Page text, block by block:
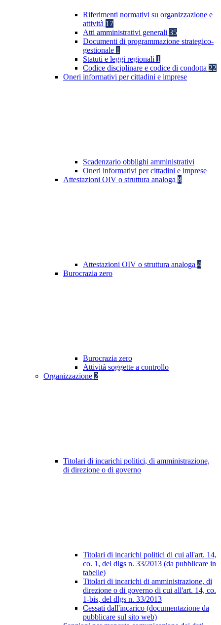
Riferimenti normativi su organizzazione e
attività 17
Atti amministrativi generali 35
Documenti di programmazione strategico-
gestionale 1
Statuti e leggi regionali 1
Codice disciplinare e codice di condotta 22
Oneri informativi per cittadini e imprese
Scadenzario obblighi amministrativi
Oneri informativi per cittadini e imprese
Attestazioni OIV o struttura analoga 8
Attestazioni OIV o struttura analoga 4
Burocrazia zero
Burocrazia zero
Attività soggette a controllo
Organizzazione 2
Titolari di incarichi politici, di amministrazione,
di direzione o di governo
Titolari di incarichi politici di cui all'art. 14,
co. 1, del dlgs n. 33/2013 (da pubblicare in
tabelle)
Titolari di incarichi di amministrazione, di
direzione o di governo di cui all'art. 14, co.
1-bis, del dlgs n. 33/2013
Cessati dall'incarico (documentazione da
pubblicare sul sito web)